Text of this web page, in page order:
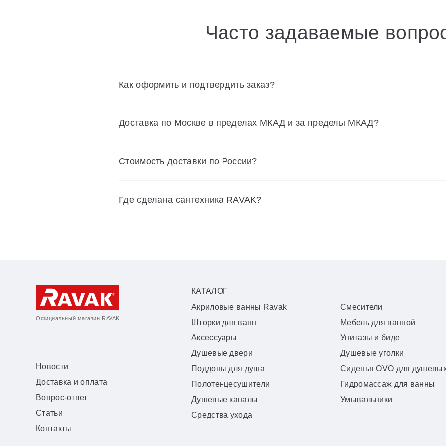
Часто задаваемые
Как оформить и подтвердить заказ?
Доставка по Москве в пределах МКАД и за пределы МКАД?
Cтоимость доставки по России?
Где сделана сантехника RAVAK?
Официальный магазин RAVAK
Новости
Доставка и оплата
Вопрос-ответ
Статьи
Контакты
КАТАЛОГ
Акриловые ванны Ravak
Смесители
Шторки для ванн
Мебель для ванной
Аксессуары
Унитазы и биде
Душевые двери
Душевые уголки
Поддоны для душа
Сиденья OVO для
Полотенцесушители
Гидромассаж для ванны
Душевые каналы
Умывальники
Средства ухода